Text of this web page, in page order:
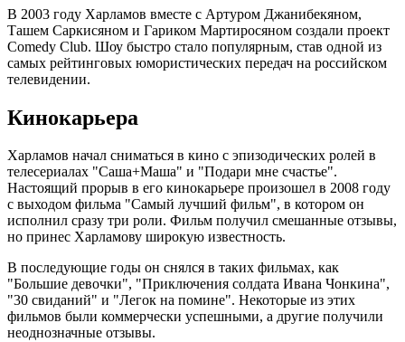
В 2003 году Харламов вместе с Артуром Джанибекяном,
Ташем Саркисяном и Гариком Мартиросяном создали проект
Comedy Club. Шоу быстро стало популярным, став одной из
самых рейтинговых юмористических передач на российском
телевидении.
Кинокарьера
Харламов начал сниматься в кино с эпизодических ролей в
телесериалах "Саша+Маша" и "Подари мне счастье".
Настоящий прорыв в его кинокарьере произошел в 2008 году
с выходом фильма "Самый лучший фильм", в котором он
исполнил сразу три роли. Фильм получил смешанные отзывы,
но принес Харламову широкую известность.
В последующие годы он снялся в таких фильмах, как
"Большие девочки", "Приключения солдата Ивана Чонкина",
"30 свиданий" и "Легок на помине". Некоторые из этих
фильмов были коммерчески успешными, а другие получили
неоднозначные отзывы.